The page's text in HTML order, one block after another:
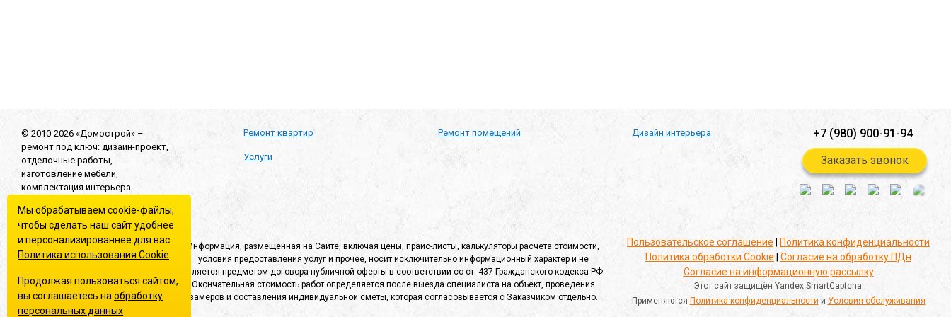
© 2010-2026 «Домострой» –
ремонт под ключ: дизайн-проект,
отделочные работы,
изготовление мебели,
комплектация интерьера.
Наши партнеры
Ремонт квартир Ремонт помещений Дизайн интерьера
Услуги
+7 (980) 900-91-94
Заказать звонок
Информация, размещенная на Сайте, включая цены, прайс-листы, калькуляторы расчета стоимости,
условия предоставления услуг и прочее, носит исключительно информационный характер и не
является предметом договора публичной оферты в соответствии со ст. 437 Гражданского кодекса РФ.
Окончательная стоимость работ определяется после выезда специалиста на объект, проведения
замеров и составления индивидуальной сметы, которая согласовывается с Заказчиком отдельно.
Пользовательское соглашение | Политика конфиденциальности
Политика обработки Cookie | Согласие на обработку ПДн
Согласие на информационную рассылку
Этот сайт защищён Yandex SmartCaptcha.
Применяются Политика конфиденциальности и Условия обслуживания
Мы обрабатываем cookie-файлы,
чтобы сделать наш сайт удобнее
и персонализированнее для вас.
Политика использования Сookie
Продолжая пользоваться сайтом,
вы соглашаетесь на обработку
персональных данных